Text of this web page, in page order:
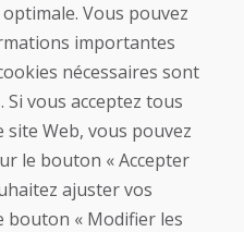
et d’échange
(RGPD)
Vous pouvez
importantes
nécessaires sont
vous acceptez tous
site Web, vous pouvez
le bouton « Accepter
ajuster vos
bouton « Modifier les